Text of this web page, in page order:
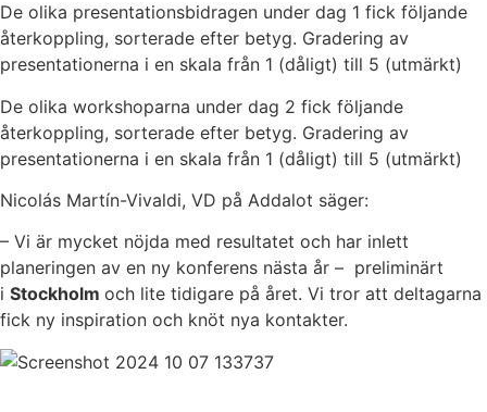
De olika presentationsbidragen under dag 1 fick följande
återkoppling, sorterade efter betyg. Gradering av
presentationerna i en skala från 1 (dåligt) till 5 (utmärkt)
De olika workshoparna under dag 2 fick följande
återkoppling, sorterade efter betyg. Gradering av
presentationerna i en skala från 1 (dåligt) till 5 (utmärkt)
Nicolás Martín-Vivaldi, VD på Addalot säger:
– Vi är mycket nöjda med resultatet och har inlett
planeringen av en ny konferens nästa år – preliminärt
i Stockholm och lite tidigare på året. Vi tror att deltagarna
fick ny inspiration och knöt nya kontakter.